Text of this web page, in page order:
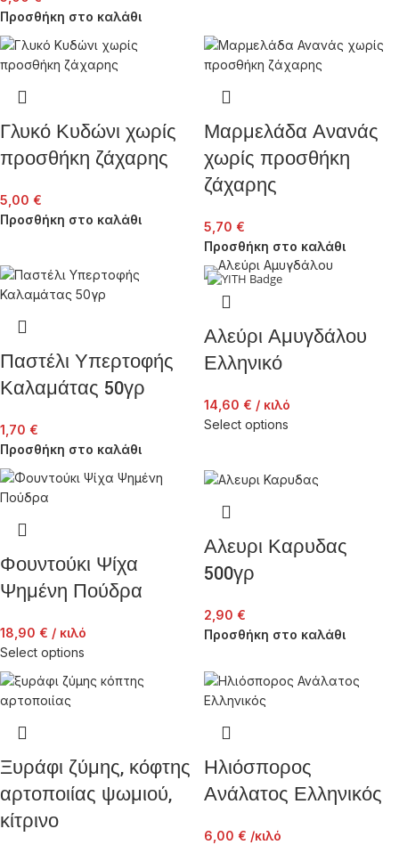
Προσθήκη στο καλάθι
Γλυκό Κυδώνι χωρίς
προσθήκη ζάχαρης
5,00 €
Προσθήκη στο καλάθι
Μαρμελάδα Ανανάς
χωρίς προσθήκη
ζάχαρης
5,70 €
Προσθήκη στο καλάθι
Παστέλι Υπερτοφής
Καλαμάτας 50γρ
1,70 €
Προσθήκη στο καλάθι
Αλεύρι Αμυγδάλου
Ελληνικό
14,60 € / κιλό
Select options
Φουντούκι Ψίχα
Ψημένη Πούδρα
18,90 € / κιλό
Select options
Αλευρι Καρυδας
500γρ
2,90 €
Προσθήκη στο καλάθι
Ξυράφι ζύμης, κόφτης
αρτοποιίας ψωμιού,
κίτρινο
Ηλιόσπορος
Ανάλατος Ελληνικός
6,00 € /κιλό